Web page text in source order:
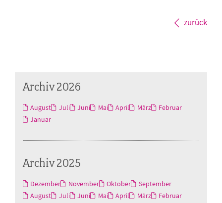
zurück
Archiv 2026
August Juli Juni Mai April März
Februar
Januar
Archiv 2025
Dezember November Oktober
September
August
Juli Juni Mai April März
Februar